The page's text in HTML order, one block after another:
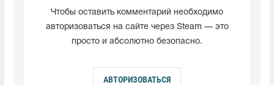
Чтобы оставить комментарий необходимо
авторизоваться на сайте через Steam — это
просто и абсолютно безопасно.
АВТОРИЗОВАТЬСЯ